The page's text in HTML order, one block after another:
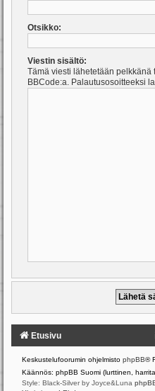
Otsikko:
Viestin sisältö:
Tämä viesti lähetetään pelkkänä
BBCode:a. Palautusosoitteeksi
Etusivu
Keskustelufoorumin ohjelmisto phpBB®
Käännös: phpBB Suomi (lurttinen,
Style: Black-Silver by Joyce&Luna